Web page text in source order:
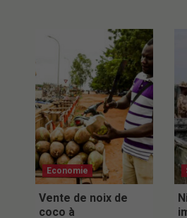
Economie
Vente de noix de
coco à